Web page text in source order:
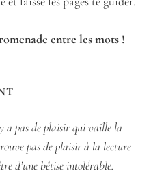
entre les mots !
a pas de plaisir qui vaille la
pas de plaisir à la lecture
d’une bêtise intolérable.